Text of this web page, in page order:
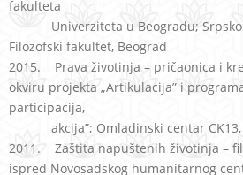
fakulteta
Univerziteta u Beogradu; Srpsko
Filozofski fakultet, Beograd
2015. Prava životinja – pričaonica i
okviru projekta „Artikulacija” i
participacija,
akcija”; Omladinski centar CK13,
2011. Zaštita napuštenih životinja –
ispred Novosadskog humanitarnog